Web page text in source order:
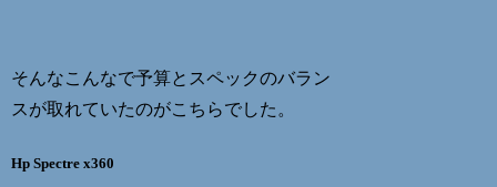
そんなこんなで予算とスペックのバラン
スが取れていたのがこちらでした。
Hp Spectre x360